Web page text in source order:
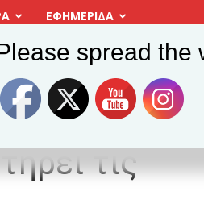
ΕΦΗΜΕΡΊΔΑ
τηρεί τις υποσχέσεις του
τις
spread the